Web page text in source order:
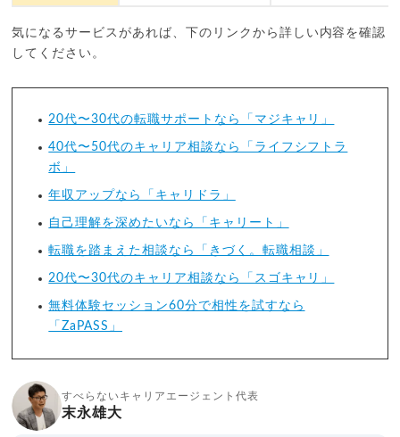
気になるサービスがあれば、下のリンクから詳しい内容を確認
してください。
20代〜30代の転職サポートなら「マジキャリ」
40代〜50代のキャリア相談なら「ライフシフトラ
ボ」
年収アップなら「キャリドラ」
自己理解を深めたいなら「キャリート」
転職を踏まえた相談なら「きづく。転職相談」
20代〜30代のキャリア相談なら「スゴキャリ」
無料体験セッション60分で相性を試すなら
「ZaPASS」
すべらないキャリアエージェント代表
末永雄大